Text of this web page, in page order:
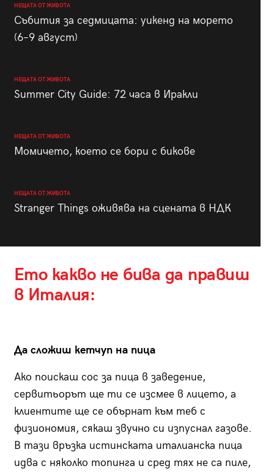
НЕЩАТА ОТ ЖИВОТА
Събития за седмицата: уикенд на морето
(6–9 август)
НЕЩАТА ОТ ЖИВОТА
Summer City Guide: 72 часа в Иракли
НЕЩАТА ОТ ЖИВОТА
Момичето, което се бори с бикове
НЕЩАТА ОТ ЖИВОТА
Stranger Things оживява на сцената в НДК
Ето какво не бива да правиш
в Италия:
Да сложиш кетчуп на пица
Ако поискаш сос за пица в заведение,
сервитьорът ще ти се изсмее в лицето, а
клиентите ще се обърнат към теб с
физиономия, сякаш звучно си изпуснал газове.
В тази връзка истинската италианска пица
идва с няколко топинга и сред тях не са пиле,